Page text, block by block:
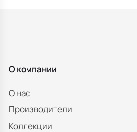
О компании
О нас
Производители
Коллекции